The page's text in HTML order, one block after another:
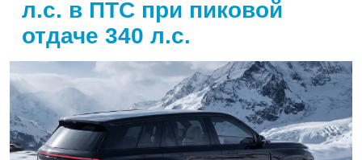
л.с. в ПТС при пиковой
отдаче 340 л.с.